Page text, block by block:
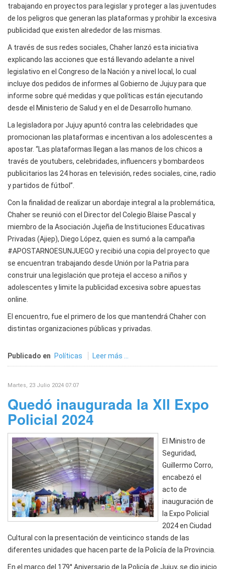
trabajando en proyectos para legislar y proteger a las juventudes
de los peligros que generan las plataformas y prohibir la excesiva
publicidad que existen alrededor de las mismas.
A través de sus redes sociales, Chaher lanzó esta iniciativa
explicando las acciones que está llevando adelante a nivel
legislativo en el Congreso de la Nación y a nivel local, lo cual
incluye dos pedidos de informes al Gobierno de Jujuy para que
informe sobre qué medidas y que políticas están ejecutando
desde el Ministerio de Salud y en el de Desarrollo humano.
La legisladora por Jujuy apuntó contra las celebridades que
promocionan las plataformas e incentivan a los adolescentes a
apostar. “Las plataformas llegan a las manos de los chicos a
través de youtubers, celebridades, influencers y bombardeos
publicitarios las 24 horas en televisión, redes sociales, cine, radio
y partidos de fútbol”.
Con la finalidad de realizar un abordaje integral a la problemática,
Chaher se reunió con el Director del Colegio Blaise Pascal y
miembro de la Asociación Jujeña de Instituciones Educativas
Privadas (Ajiep), Diego López, quien es sumó a la campaña
#APOSTARNOESUNJUEGO y recibió una copia del proyecto que
se encuentran trabajando desde Unión por la Patria para
construir una legislación que proteja el acceso a niños y
adolescentes y limite la publicidad excesiva sobre apuestas
online.
El encuentro, fue el primero de los que mantendrá Chaher con
distintas organizaciones públicas y privadas.
Publicado en Políticas Leer más ...
Martes, 23 Julio 2024 07:07
Quedó inaugurada la Xll Expo
Policial 2024
El Ministro de
Seguridad,
Guillermo Corro,
encabezó el
acto de
inauguración de
la Expo Policial
2024 en Ciudad
Cultural con la presentación de veinticinco stands de las
diferentes unidades que hacen parte de la Policía de la Provincia.
En el marco del 179° Aniversario de la Policía de Jujuy, se dio inicio